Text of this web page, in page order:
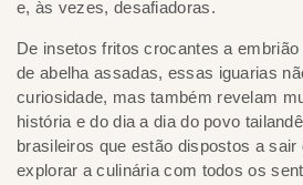
e, às vezes, desafiadoras.
De insetos fritos crocantes a embrião
de abelha assadas, essas iguarias
curiosidade, mas também revelam
história e do dia a dia do povo
brasileiros que estão dispostos a sair
explorar a culinária com todos os